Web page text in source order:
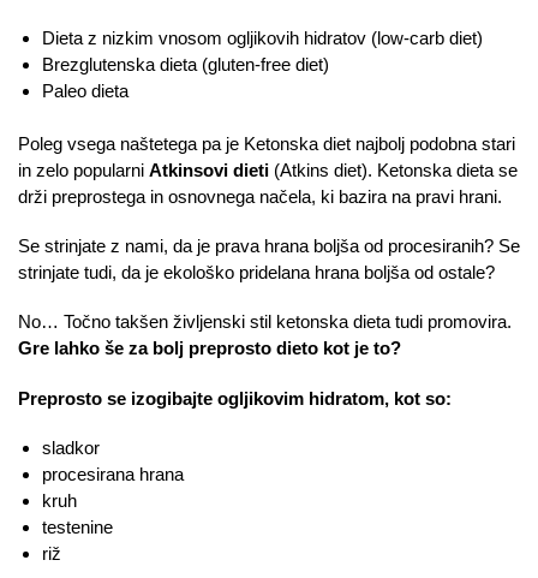
Dieta z nizkim vnosom ogljikovih hidratov (low-carb diet)
Brezglutenska dieta (gluten-free diet)
Paleo dieta
Poleg vsega naštetega pa je Ketonska diet najbolj podobna stari
in zelo popularni Atkinsovi dieti (Atkins diet). Ketonska dieta se
drži preprostega in osnovnega načela, ki bazira na pravi hrani.
Se strinjate z nami, da je prava hrana boljša od procesiranih? Se
strinjate tudi, da je ekološko pridelana hrana boljša od ostale?
No… Točno takšen življenski stil ketonska dieta tudi promovira.
Gre lahko še za bolj preprosto dieto kot je to?
Preprosto se izogibajte ogljikovim hidratom, kot so:
sladkor
procesirana hrana
kruh
testenine
riž